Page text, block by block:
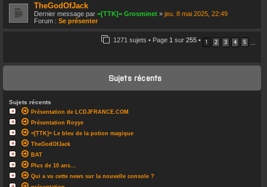
TheGodOfJack
Dernier message par =[TTK]= Grosminet » jeu. 8 mai 2025, 22:49
Forum : Se présenter
1271 sujets • Page 1 sur 255 • 1 2 3 4 5
Sujets récents
Sujets récents
Présentation de LCDJFRANCE.COM
Présentation Royye
=[TTK]= Le bleu de la potion magique
TheGodOfJack
BAT
Plus de 10 ans...
Qui a vu cette news sur la nouvelle console ?